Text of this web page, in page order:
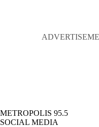
METROPOLIS 95.5
SOCIAL MEDIA